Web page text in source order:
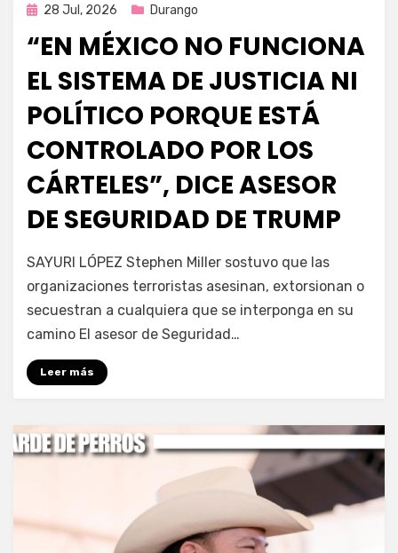
Publicada
28 Jul, 2026 Durango
“EN MÉXICO NO FUNCIONA
EL SISTEMA DE JUSTICIA NI
POLÍTICO PORQUE ESTÁ
CONTROLADO POR LOS
CÁRTELES”, DICE ASESOR
DE SEGURIDAD DE TRUMP
porFernando Miranda Servín
SAYURI LÓPEZ Stephen Miller sostuvo que las
organizaciones terroristas asesinan, extorsionan o
secuestran a cualquiera que se interponga en su
camino El asesor de Seguridad…
Leer más